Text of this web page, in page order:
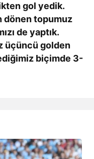
gol yedik.
dönen topumuz
de yaptık.
üçüncü golden
biçimde 3-